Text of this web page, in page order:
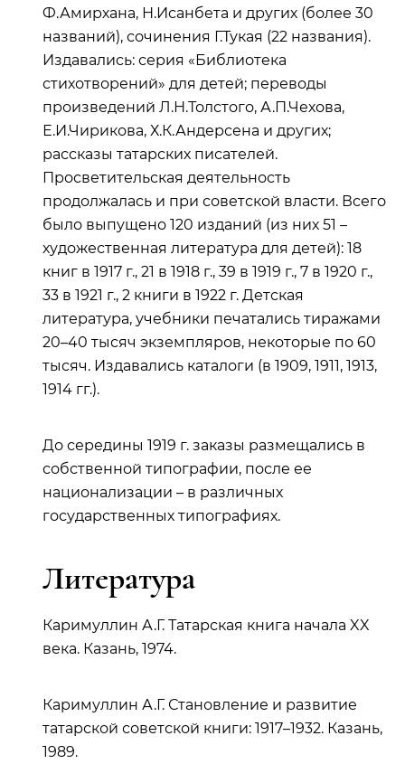
Ф.Амирхана, Н.Исанбета и других (более 30
названий), сочинения Г.Тукая (22 названия).
Издавались: серия «Библиотека
стихотворений» для детей; переводы
произведений Л.Н.Толстого, А.П.Чехова,
Е.И.Чирикова, Х.К.Андерсена и других;
рассказы татарских писателей.
Просветительская деятельность
продолжалась и при советской власти. Всего
было выпущено 120 изданий (из них 51 –
художественная литература для детей): 18
книг в 1917 г., 21 в 1918 г., 39 в 1919 г., 7 в 1920 г.,
33 в 1921 г., 2 книги в 1922 г. Детская
литература, учебники печатались тиражами
20–40 тысяч экземпляров, некоторые по 60
тысяч. Издавались каталоги (в 1909, 1911, 1913,
1914 гг.).
До середины 1919 г. заказы размещались в
собственной типографии, после ее
национализации – в различных
государственных типографиях.
Литература
Каримуллин А.Г. Татарская книга начала XX
века. Казань, 1974.
Каримуллин А.Г. Становление и развитие
татарской советской книги: 1917–1932. Казань,
1989.